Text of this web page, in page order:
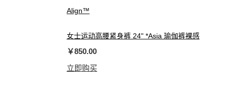
Align™
女士运动高腰紧身裤 24" *Asia 瑜伽裤裸感
￥850.00
立即购买